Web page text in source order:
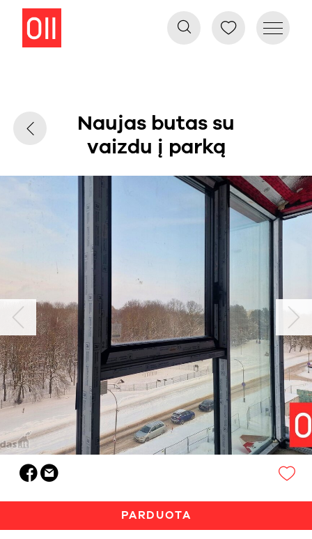
Naujas butas su
vaizdu į parką
PARDUOTA